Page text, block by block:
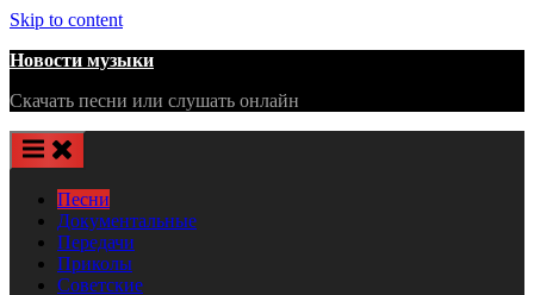
Skip to content
Новости музыки
Скачать песни или слушать онлайн
Песни
Документальные
Передачи
Приколы
Советские